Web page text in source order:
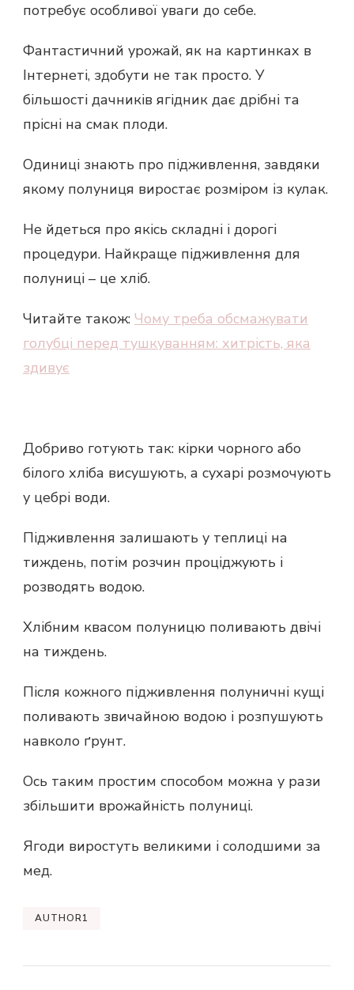
потребує особливої ​​уваги до себе.
Фантастичний урожай, як на картинках в
Інтернеті, здобути не так просто. У
більшості дачників ягідник дає дрібні та
прісні на смак плоди.
Одиниці знають про підживлення, завдяки
якому полуниця виростає розміром із кулак.
Не йдеться про якісь складні і дорогі
процедури. Найкраще підживлення для
полуниці – це хліб.
Читайте також: Чому треба обсмажувати
голубці перед тушкуванням: хитрість, яка
здивує
Добриво готують так: кірки чорного або
білого хліба висушують, а сухарі розмочують
у цебрі води.
Підживлення залишають у теплиці на
тиждень, потім розчин проціджують і
розводять водою.
Хлібним квасом полуницю поливають двічі
на тиждень.
Після кожного підживлення полуничні кущі
поливають звичайною водою і розпушують
навколо ґрунт.
Ось таким простим способом можна у рази
збільшити врожайність полуниці.
Ягоди виростуть великими і солодшими за
мед.
AUTHOR1